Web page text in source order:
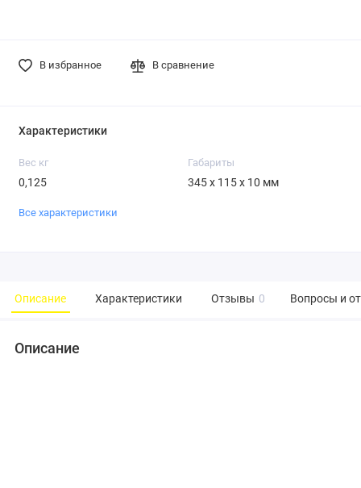
В избранное В сравнение
Характеристики
Вес кг
0,125
Габариты
345 x 115 x 10 мм
Все характеристики
Описание Характеристики Отзывы 0 Вопросы и
Описание